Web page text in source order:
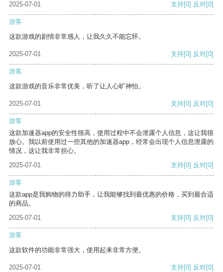
2025-07-01
支持[0] 反对[0]
游客
这款游戏的剧情非常感人，让我久久不能忘怀。
2025-07-01 支持[0] 反对[0]
游客
这款游戏的音乐非常优美，听了让人心旷神怡。
2025-07-01 支持[0] 反对[0]
游客
这款加速器app的安全性很高，使用过程中不会泄露个人信息，这让我很
放心。我以前使用过一些其他的加速器app，经常会出现个人信息泄露的
情况，这让我非常担心。
2025-07-01
支持[0] 反对[0]
游客
这款app是我购物的得力助手，让我能够找到最优惠的价格，买到最合适
的商品。
2025-07-01
支持[0] 反对[0]
游客
这款软件的功能非常强大，使用起来非常方便。
2025-07-01 支持[0] 反对[0]